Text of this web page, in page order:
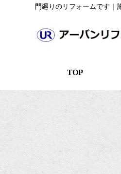
門廻りのリフォームです｜
TOP